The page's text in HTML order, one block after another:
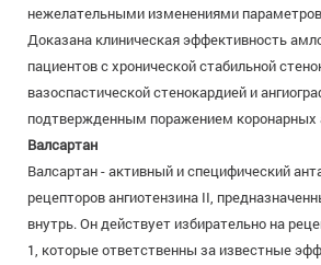
нежелательными изменениями
Доказана клиническая эффективность
пациентов с хронической стабильной
вазоспастической стенокардией и
подтвержденным поражением коронарных
Валсартан
Валсартан - активный и специфический
рецепторов ангиотензина II,
внутрь. Он действует избирательно на
1, которые ответственны за известные